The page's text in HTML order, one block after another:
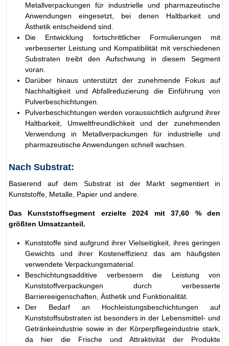
Metallverpackungen für industrielle und pharmazeutische
Anwendungen eingesetzt, bei denen Haltbarkeit und
Ästhetik entscheidend sind.
Die Entwicklung fortschrittlicher Formulierungen mit
verbesserter Leistung und Kompatibilität mit verschiedenen
Substraten treibt den Aufschwung in diesem Segment
voran.
Darüber hinaus unterstützt der zunehmende Fokus auf
Nachhaltigkeit und Abfallreduzierung die Einführung von
Pulverbeschichtungen.
Pulverbeschichtungen werden voraussichtlich aufgrund ihrer
Haltbarkeit, Umweltfreundlichkeit und der zunehmenden
Verwendung in Metallverpackungen für industrielle und
pharmazeutische Anwendungen schnell wachsen.
Nach Substrat:
Basierend auf dem Substrat ist der Markt segmentiert in
Kunststoffe, Metalle, Papier und andere.
Das Kunststoffsegment erzielte 2024 mit 37,60 % den
größten Umsatzanteil.
Kunststoffe sind aufgrund ihrer Vielseitigkeit, ihres geringen
Gewichts und ihrer Kosteneffizienz das am häufigsten
verwendete Verpackungsmaterial.
Beschichtungsadditive verbessern die Leistung von
Kunststoffverpackungen durch verbesserte
Barriereeigenschaften, Ästhetik und Funktionalität.
Der Bedarf an Hochleistungsbeschichtungen auf
Kunststoffsubstraten ist besonders in der Lebensmittel- und
Getränkeindustrie sowie in der Körperpflegeindustrie stark,
da hier die Frische und Attraktivität der Produkte